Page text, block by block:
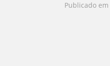
Publicado em